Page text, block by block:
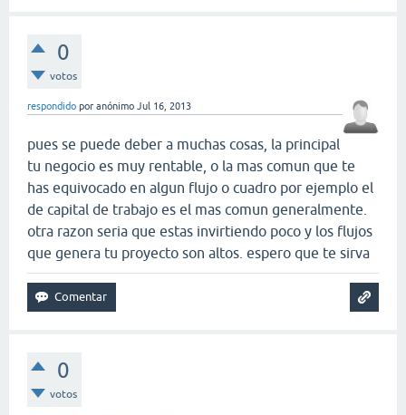
0
votos
respondido por anónimo Jul 16, 2013
pues se puede deber a muchas cosas, la principal
tu negocio es muy rentable, o la mas comun que te
has equivocado en algun flujo o cuadro por ejemplo el
de capital de trabajo es el mas comun generalmente.
otra razon seria que estas invirtiendo poco y los flujos
que genera tu proyecto son altos. espero que te sirva
0
votos